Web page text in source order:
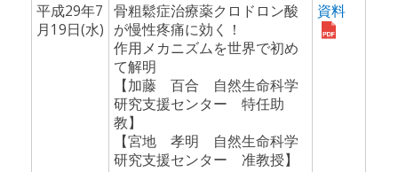
平成29年7
月19日(水)
骨粗鬆症治療薬クロドロン酸
が慢性疼痛に効く！
作用メカニズムを世界で初め
て解明
【加藤 百合 自然生命科学
研究支援センター 特任助
教】
【宮地 孝明 自然生命科学
研究支援センター 准教授】
資料